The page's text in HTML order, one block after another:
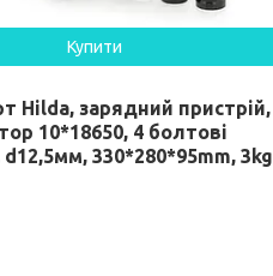
Купити
Hilda, зарядний пристрій,
10*18650, 4 болтові
d12,5мм, 330*280*95mm, 3kg